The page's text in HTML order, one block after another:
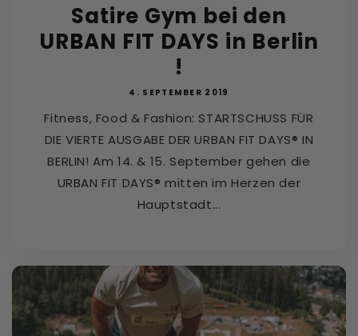
Satire Gym bei den
URBAN FIT DAYS in Berlin
!
4. SEPTEMBER 2019
Fitness, Food & Fashion: STARTSCHUSS FÜR
DIE VIERTE AUSGABE DER URBAN FIT DAYS® IN
BERLIN! Am 14. & 15. September gehen die
URBAN FIT DAYS® mitten im Herzen der
Hauptstadt...